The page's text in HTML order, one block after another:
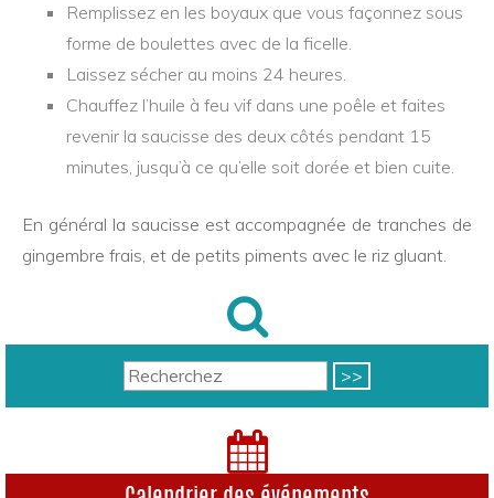
Remplissez en les boyaux que vous façonnez sous
forme de boulettes avec de la ficelle.
Laissez sécher au moins 24 heures.
Chauffez l’huile à feu vif dans une poêle et faites
revenir la saucisse des deux côtés pendant 15
minutes, jusqu’à ce qu’elle soit dorée et bien cuite.
En général la saucisse est accompagnée de tranches de
gingembre frais, et de petits piments avec le riz gluant.